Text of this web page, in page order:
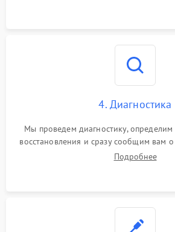
4. Диагностика
Мы проведем диагностику,
восстановления и сразу сообщим вам
Подробнее